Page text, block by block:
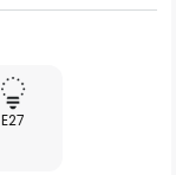
E27